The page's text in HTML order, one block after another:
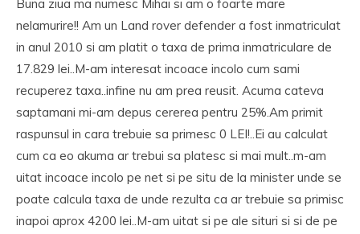
Buna ziua ma numesc Mihai si am o foarte mare
nelamurire!! Am un Land rover defender a fost inmatriculat
in anul 2010 si am platit o taxa de prima inmatriculare de
17.829 lei..M-am interesat incoace incolo cum sami
recuperez taxa..infine nu am prea reusit. Acuma cateva
saptamani mi-am depus cererea pentru 25%.Am primit
raspunsul in cara trebuie sa primesc 0 LEI!..Ei au calculat
cum ca eo akuma ar trebui sa platesc si mai mult..m-am
uitat incoace incolo pe net si pe situ de la minister unde se
poate calcula taxa de unde rezulta ca ar trebuie sa primisc
inapoi aprox 4200 lei..M-am uitat si pe ale situri si si de pe